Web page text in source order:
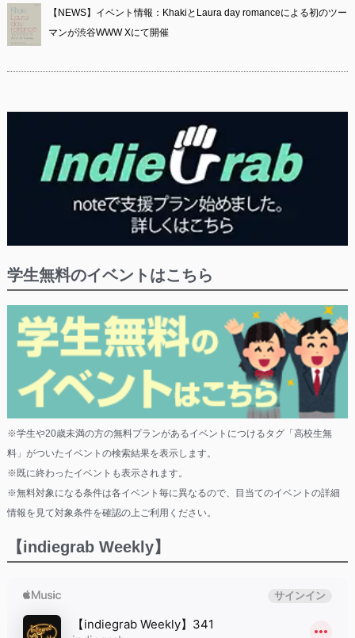
【NEWS】イベント情報：KhakiとLaura day romanceによる初のツー
マンが渋谷WWW Xにて開催
学生無料のイベントはこちら
※学生や20歳未満の方の無料プランがあるイベントにつけるタグ「高校生無
料」がついたイベントの検索結果を表示します。
※既に終わったイベントも表示されます。
※無料対象になる条件は各イベント毎に異なるので、目当てのイベントの詳細
情報を見て対象条件を確認の上ご利用ください。
【indiegrab Weekly】